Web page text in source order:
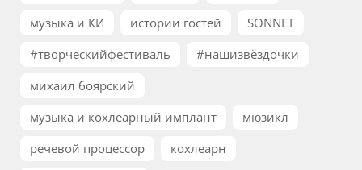
музыка и КИ
истории гостей
SONNET
#творческийфестиваль
#нашизвёздочки
михаил боярский
музыка и кохлеарный имплант
мюзикл
речевой процессор
кохлеарн